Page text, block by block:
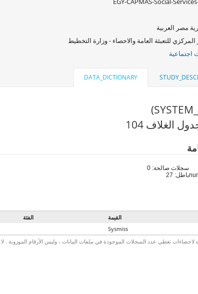
مصر العربية
المركزي للتعبئة العامة والاحصاء - وزارة التخطيط
اجتماعية
DATA_DICTIONARY
الغلاف 104
سجلات صالحة: 0
باطل: 27
القيمة الفئة
Sysmiss
تعطي عدد السجلات الموجودة في ملفات البيانات ، وليس الأرقام الموزونة . لا